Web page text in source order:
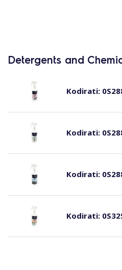
Detergents and
Kodirati:
Kodirati:
Kodirati:
Kodirati: